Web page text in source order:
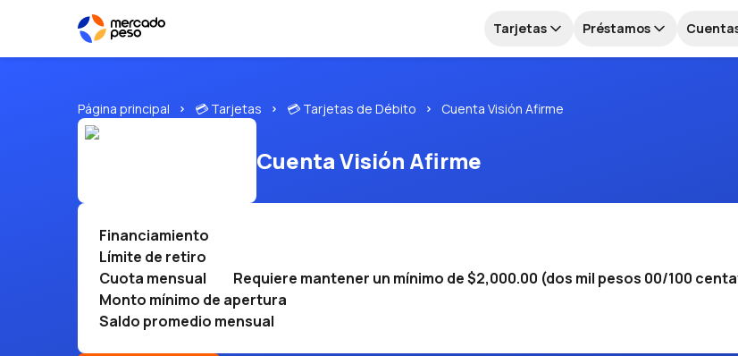
Tarjetas Préstamos
Página principal 💳 Tarjetas 💳 Tarjetas de Débito Cuenta Visión Afirme
Cuenta Visión Afirme
Financiamiento
Límite de retiro
Cuota mensual
Requiere mantener un mínimo de $2,000.00 (dos mil pesos 00/100
Monto mínimo de apertura
Saldo promedio mensual